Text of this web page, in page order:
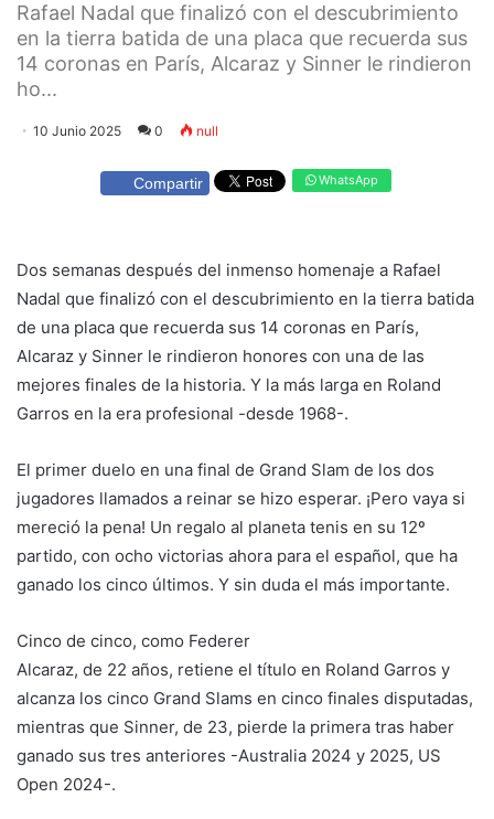
Rafael Nadal que finalizó con el descubrimiento
en la tierra batida de una placa que recuerda sus
14 coronas en París, Alcaraz y Sinner le rindieron
ho...
10 Junio 2025 0 null
Compartir WhatsApp
Dos semanas después del inmenso homenaje a Rafael
Nadal que finalizó con el descubrimiento en la tierra batida
de una placa que recuerda sus 14 coronas en París,
Alcaraz y Sinner le rindieron honores con una de las
mejores finales de la historia. Y la más larga en Roland
Garros en la era profesional -desde 1968-.
El primer duelo en una final de Grand Slam de los dos
jugadores llamados a reinar se hizo esperar. ¡Pero vaya si
mereció la pena! Un regalo al planeta tenis en su 12º
partido, con ocho victorias ahora para el español, que ha
ganado los cinco últimos. Y sin duda el más importante.
Cinco de cinco, como Federer
Alcaraz, de 22 años, retiene el título en Roland Garros y
alcanza los cinco Grand Slams en cinco finales disputadas,
mientras que Sinner, de 23, pierde la primera tras haber
ganado sus tres anteriores -Australia 2024 y 2025, US
Open 2024-.